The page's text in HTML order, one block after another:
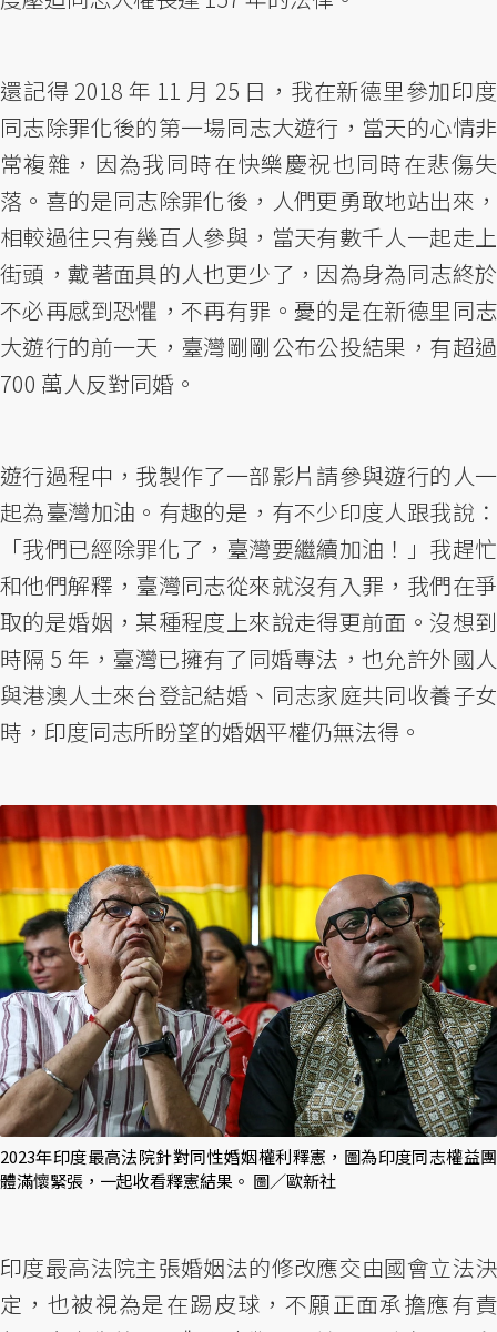
還記得 2018 年 11 月 25 日，我在新德里參加印度
同志除罪化後的第一場同志大遊行，當天的心情非
常複雜，因為我同時在快樂慶祝也同時在悲傷失
落。喜的是同志除罪化後，人們更勇敢地站出來，
相較過往只有幾百人參與，當天有數千人一起走上
街頭，戴著面具的人也更少了，因為身為同志終於
不必再感到恐懼，不再有罪。憂的是在新德里同志
大遊行的前一天，臺灣剛剛公布公投結果，有超過
700 萬人反對同婚。
遊行過程中，我製作了一部影片請參與遊行的人一
起為臺灣加油。有趣的是，有不少印度人跟我說：
「我們已經除罪化了，臺灣要繼續加油！」我趕忙
和他們解釋，臺灣同志從來就沒有入罪，我們在爭
取的是婚姻，某種程度上來說走得更前面。沒想到
時隔 5 年，臺灣已擁有了同婚專法，也允許外國人
與港澳人士來台登記結婚、同志家庭共同收養子女
時，印度同志所盼望的婚姻平權仍無法得。
2023年印度最高法院針對同性婚姻權利釋憲，圖為印度同志權益團
體滿懷緊張，一起收看釋憲結果。 圖／歐新社
印度最高法院主張婚姻法的修改應交由國會立法決
定，也被視為是在踢皮球，不願正面承擔應有責